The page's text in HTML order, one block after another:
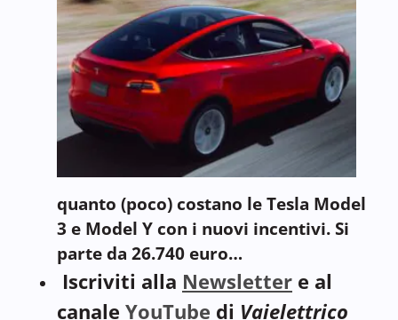
quanto (poco) costano le Tesla Model
3 e Model Y con i nuovi incentivi. Si
parte da 26.740 euro…
Iscriviti alla Newsletter e al
canale YouTube di Vaielettrico